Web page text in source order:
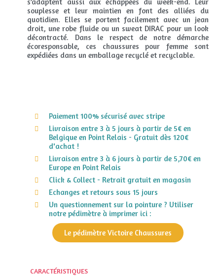
s’adaptent aussi aux échappées du week-end. Leur
souplesse et leur maintien en font des alliées du
quotidien. Elles se portent facilement avec un jean
droit, une robe fluide ou un sweat DIRAC pour un look
décontracté. Dans le respect de notre démarche
écoresponsable, ces chaussures pour femme sont
expédiées dans un emballage recyclé et recyclable.
Paiement 100% sécurisé avec stripe
Livraison entre 3 à 5 jours à partir de 5€ en
Belgique en Point Relais - Gratuit dès 120€
d'achat !
Livraison entre 3 à 6 jours à partir de 5,70€ en
Europe en Point Relais
Click & Collect - Retrait gratuit en magasin
Echanges et retours sous 15 jours
Un questionnement sur la pointure ? Utiliser
notre pédimètre à imprimer ici :
Le pédimètre Victoire Chaussures
CARACTÉRISTIQUES